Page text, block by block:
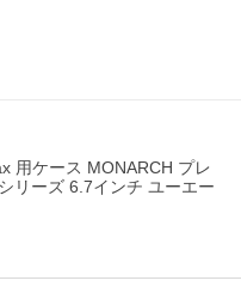
用ケース MONARCH プレ
リーズ 6.7インチ ユーエー